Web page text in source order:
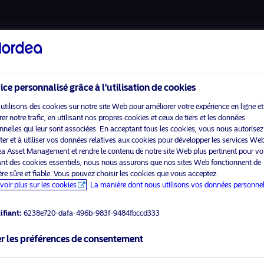
visit
le type d’investisseur
Accueil
À propos de Nordea Asset
Management
Fonds
Responsable
Nous contacter
Conditions générales
Politique de confidentialité
des données
Politique relative aux
cookies
Accessibilité
personnalisé grâce à l'utilisation de cookies
des cookies sur notre site Web pour améliorer votre expérience en ligne et
notre trafic, en utilisant nos propres cookies et ceux de tiers et les données
qui leur sont associées. En acceptant tous les cookies, vous nous
et à utiliser vos données relatives aux cookies pour développer les services
Asset Management et rendre le contenu de notre site Web plus pertinent pour
des cookies essentiels, nous nous assurons que nos sites Web fonctionnent de
sûre et fiable. Vous pouvez choisir les cookies que vous acceptez.
plus sur les cookies
La manière dont nous utilisons vos données
6238e720-dafa-496b-983f-9484fbccd333
les préférences de consentement